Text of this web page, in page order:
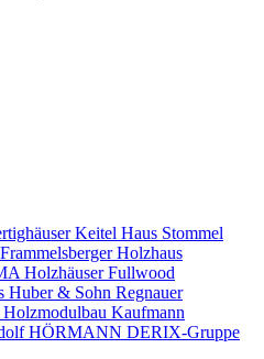
Keitel Haus Stommel
Frammelsberger Holzhaus
HolzhäuserFullwood
Huber & Sohn Regnauer
Kaufmann
HÖRMANN DERIX-Gruppe